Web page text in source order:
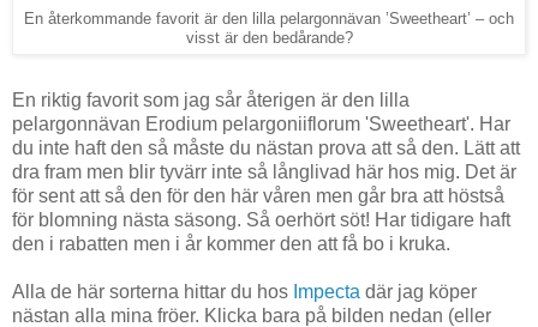
En återkommande favorit är den lilla pelargonnävan ’Sweetheart’ – och
visst är den bedårande?
En riktig favorit som jag sår återigen är den lilla
pelargonnävan Erodium pelargoniiflorum 'Sweetheart'. Har
du inte haft den så måste du nästan prova att så den. Lätt att
dra fram men blir tyvärr inte så långlivad här hos mig. Det är
för sent att så den för den här våren men går bra att höstså
för blomning nästa säsong. Så oerhört söt! Har tidigare haft
den i rabatten men i år kommer den att få bo i kruka.
Alla de här sorterna hittar du hos Impecta där jag köper
nästan alla mina fröer. Klicka bara på bilden nedan (eller